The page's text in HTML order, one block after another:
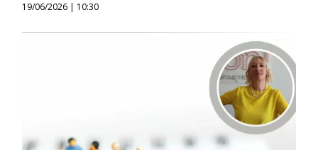
19/06/2026 | 10:30